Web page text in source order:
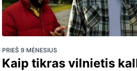
PRIEŠ 9 MĖNESIUS
Kaip tikras vilnietis